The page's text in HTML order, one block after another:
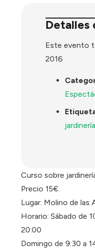
Detalles
Este evento
2016
jardinería
Curso sobre
Precio 15€.
Lugar: Molino de las
Horario: Sábado de
20:00
Domingo de 9:30 a